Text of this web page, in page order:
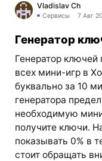
Vladislav Ch
Сервисы 7 Авг
Генератор
Генератор ключей
всех мини-игр в
буквально за 10
генератора
необходимую
получите ключи.
показывать 0% в
стоит обращать